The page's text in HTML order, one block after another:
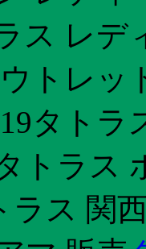
ス レデ
トレッ
タト
トラス
ラス 関